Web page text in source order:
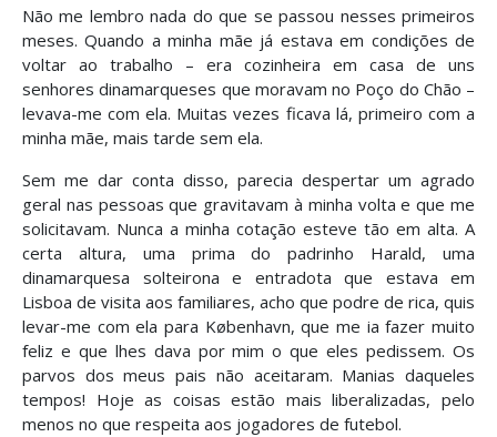
Não me lembro nada do que se passou nesses primeiros
meses. Quando a minha mãe já estava em condições de
voltar ao trabalho – era cozinheira em casa de uns
senhores dinamarqueses que moravam no Poço do Chão –
levava-me com ela. Muitas vezes ficava lá, primeiro com a
minha mãe, mais tarde sem ela.
Sem me dar conta disso, parecia despertar um agrado
geral nas pessoas que gravitavam à minha volta e que me
solicitavam. Nunca a minha cotação esteve tão em alta. A
certa altura, uma prima do padrinho Harald, uma
dinamarquesa solteirona e entradota que estava em
Lisboa de visita aos familiares, acho que podre de rica, quis
levar-me com ela para København, que me ia fazer muito
feliz e que lhes dava por mim o que eles pedissem. Os
parvos dos meus pais não aceitaram. Manias daqueles
tempos! Hoje as coisas estão mais liberalizadas, pelo
menos no que respeita aos jogadores de futebol.